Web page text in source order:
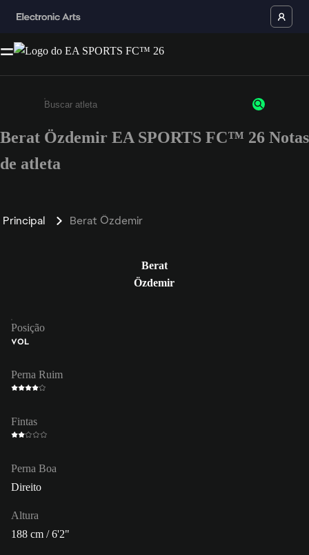
Insira pelo menos 3 caracteres ou números
Berat Özdemir EA SPORTS FC™ 26 Notas
de atleta
Principal Berat Özdemir
Berat
Özdemir
Posição
VOL
Perna Ruim
Fintas
Perna Boa
Direito
Altura
188 cm / 6'2"